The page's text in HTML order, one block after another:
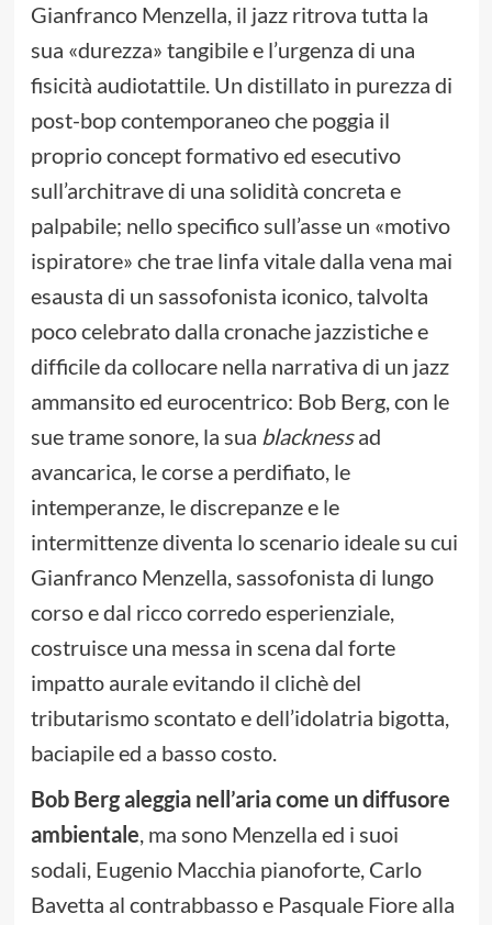
Gianfranco Menzella, il jazz ritrova tutta la
sua «durezza» tangibile e l’urgenza di una
fisicità audiotattile. Un distillato in purezza di
post-bop contemporaneo che poggia il
proprio concept formativo ed esecutivo
sull’architrave di una solidità concreta e
palpabile; nello specifico sull’asse un «motivo
ispiratore» che trae linfa vitale dalla vena mai
esausta di un sassofonista iconico, talvolta
poco celebrato dalla cronache jazzistiche e
difficile da collocare nella narrativa di un jazz
ammansito ed eurocentrico: Bob Berg, con le
sue trame sonore, la sua blacknessad
avancarica, le corse a perdifiato, le
intemperanze, le discrepanze e le
intermittenze diventa lo scenario ideale su cui
Gianfranco Menzella, sassofonista di lungo
corso e dal ricco corredo esperienziale,
costruisce una messa in scena dal forte
impatto aurale evitando il clichè del
tributarismo scontato e dell’idolatria bigotta,
baciapile ed a basso costo.
Bob Berg aleggia nell’aria come un diffusore
ambientale, ma sono Menzella ed i suoi
sodali, Eugenio Macchia pianoforte, Carlo
Bavetta al contrabbasso e Pasquale Fiore alla